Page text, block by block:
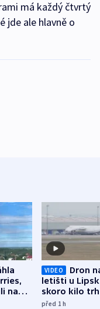
má každý čtvrtý
jde ale hlavně o
na
VIDEO
Dron
letišti u
skoro kilo
indicie
před 1h